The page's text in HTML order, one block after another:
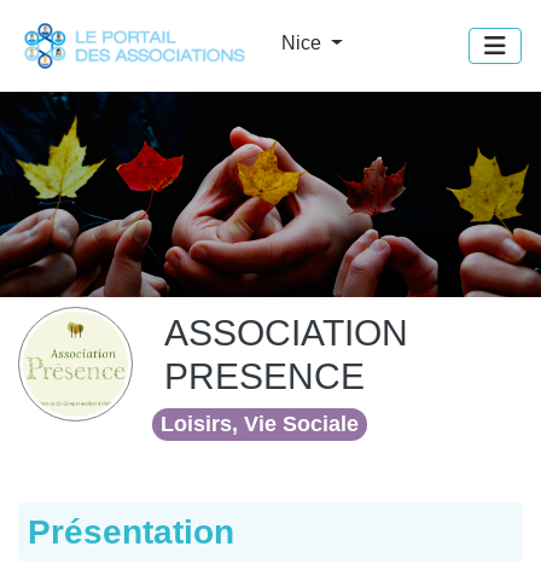
Nice
ASSOCIATION
PRESENCE
Loisirs, Vie Sociale
Présentation